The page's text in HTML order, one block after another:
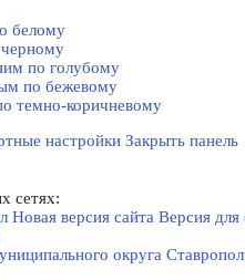
белому
по голубому
по бежевому
темно-коричневому
настройки Закрыть панель
сетях:
Новая версия сайта Версия для
округа